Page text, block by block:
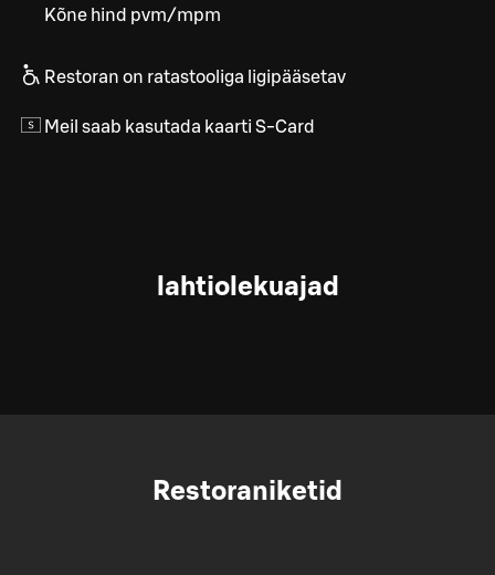
Kõne hind pvm/mpm
Restoran on ratastooliga ligipääsetav
Meil saab kasutada kaarti S-Card
lahtiolekuajad
Restoraniketid